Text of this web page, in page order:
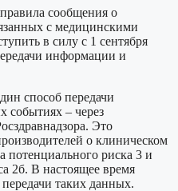
сообщения о
с медицинскими
в силу с 1 сентября
информации и
способ передачи
событиях – через
Это
о клиническом
потенциального риска 3 и
2б. В настоящее время
таких данных.